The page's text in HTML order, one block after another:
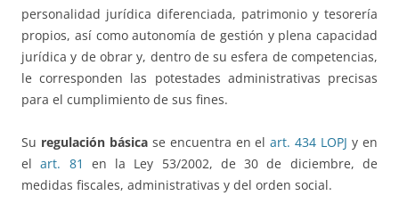
personalidad jurídica diferenciada, patrimonio y tesorería
propios, así como autonomía de gestión y plena capacidad
jurídica y de obrar y, dentro de su esfera de competencias,
le corresponden las potestades administrativas precisas
para el cumplimiento de sus fines.
Su regulación básicase encuentra en elart. 434 LOPJ y en
elart. 81
en la Ley 53/2002, de 30 de diciembre, de
medidas fiscales, administrativas y del orden social.